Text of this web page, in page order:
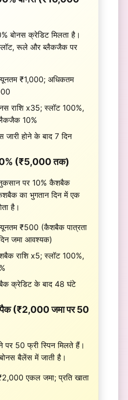
बोनस क्रेडिट मिलता है।
रूले और ब्लैकजैक पर
₹1,000; अधिकतम
राशि x35; स्लॉट 100%,
10%
जारी होने के बाद 7 दिन
(₹5,000 तक)
पर 10% कैशबैक
का भुगतान दिन में एक
है।
₹500 (कैशबैक पात्रता
जमा आवश्यक)
राशि x5; स्लॉट 100%,
क्रेडिट के बाद 48 घंटे
पैक (₹2,000 जमा पर 50
50 फ्री स्पिन मिलते हैं।
बैलेंस में जाती है।
एकल जमा; प्रति खाता